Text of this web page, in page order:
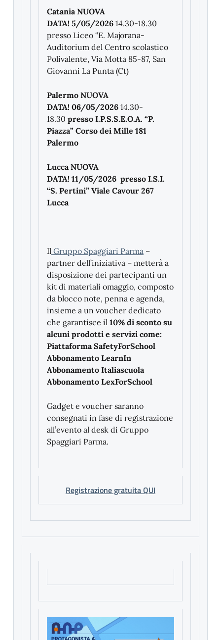
Catania NUOVA
DATA! 5/05/2026 14.30-18.30
presso Liceo “E. Majorana-
Auditorium del Centro scolastico
Polivalente, Via Motta 85-87, San
Giovanni La Punta (Ct)
Palermo NUOVA
DATA! 06/05/2026 14.30-
18.30 presso I.P.S.S.E.O.A. “P.
Piazza” Corso dei Mille 181
Palermo
Lucca NUOVA
DATA! 11/05/2026 presso I.S.I.
“S. Pertini” Viale Cavour 267
Lucca
Il Gruppo Spaggiari Parma –
partner dell’iniziativa – metterà a
disposizione dei partecipanti un
kit di materiali omaggio, composto
da blocco note, penna e agenda,
insieme a un voucher dedicato
che garantisce il 10% di sconto su
alcuni prodotti e servizi come:
Piattaforma SafetyForSchool
Abbonamento LearnIn
Abbonamento Italiascuola
Abbonamento LexForSchool
Gadget e voucher saranno
consegnati in fase di registrazione
all’evento al desk di Gruppo
Spaggiari Parma.
Registrazione gratuita QUI